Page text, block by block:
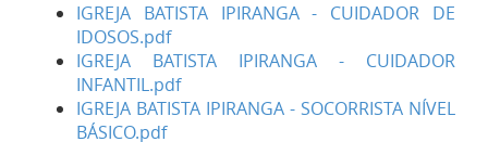
IGREJA BATISTA IPIRANGA - CUIDADOR DE
IDOSOS.pdf
IGREJA BATISTA IPIRANGA - CUIDADOR
INFANTIL.pdf
IGREJA BATISTA IPIRANGA - SOCORRISTA NÍVEL
BÁSICO.pdf